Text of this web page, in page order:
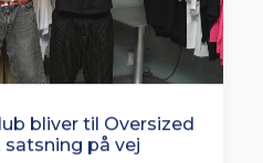
bliver til Oversized
på vej